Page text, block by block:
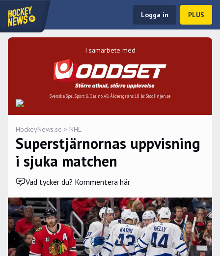
Logga in PLUS
I samarbete med
Svenska Spel Sport & Casino AB. Åldersgräns 18 år. Stödlinjen.se
HockeyNews.se > NHL
Superstjärnornas uppvisning
i sjuka matchen
Vad tycker du? Kommentera här